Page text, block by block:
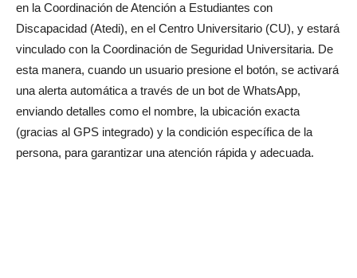
en la Coordinación de Atención a Estudiantes con
Discapacidad (Atedi), en el Centro Universitario (CU), y estará
vinculado con la Coordinación de Seguridad Universitaria. De
esta manera, cuando un usuario presione el botón, se activará
una alerta automática a través de un bot de WhatsApp,
enviando detalles como el nombre, la ubicación exacta
(gracias al GPS integrado) y la condición específica de la
persona, para garantizar una atención rápida y adecuada.